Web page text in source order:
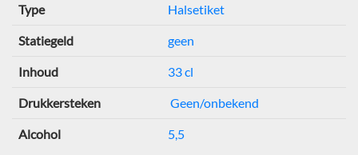
Type Halsetiket
Statiegeld geen
Inhoud 33 cl
Drukkersteken Geen/onbekend
Alcohol 5,5